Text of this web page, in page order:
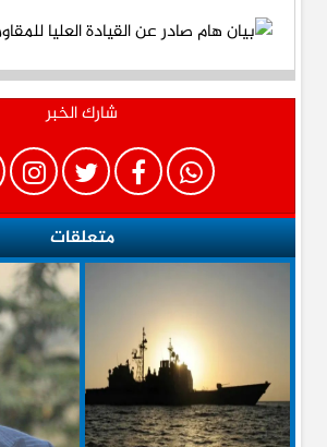
شارك الخبر
متعلقات